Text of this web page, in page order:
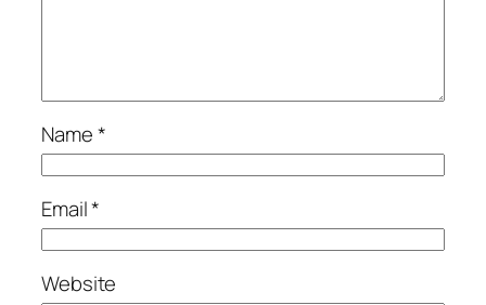
Name*
Email*
Website